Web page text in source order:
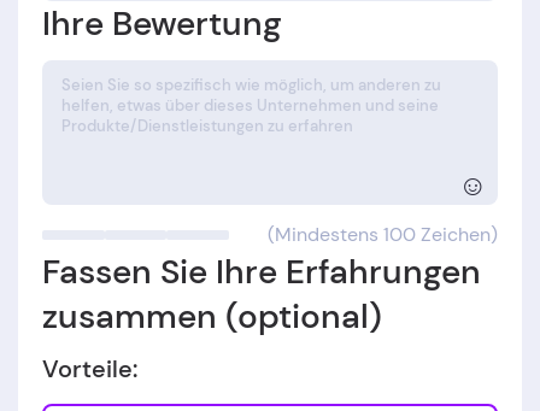
Ihre Bewertung
☺
(Mindestens 100 Zeichen)
Fassen Sie Ihre Erfahrungen
zusammen (optional)
Vorteile: